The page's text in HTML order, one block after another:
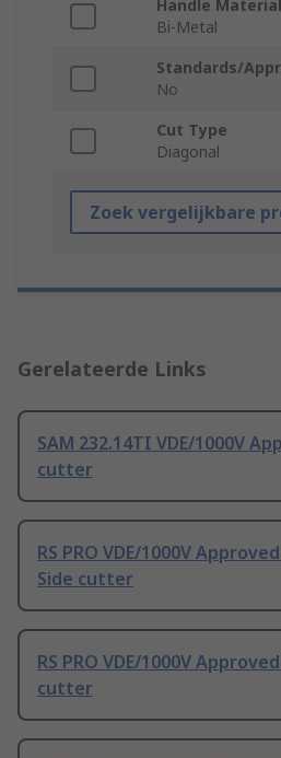
Handle Material
Bi-Metal
Standards/
No
Cut Type
Diagonal
Zoek vergelijkbare
Gerelateerde Links
SAM 232.14TI VDE/1000V
cutter
RS PRO VDE/1000V
Side cutter
RS PRO VDE/1000V
cutter